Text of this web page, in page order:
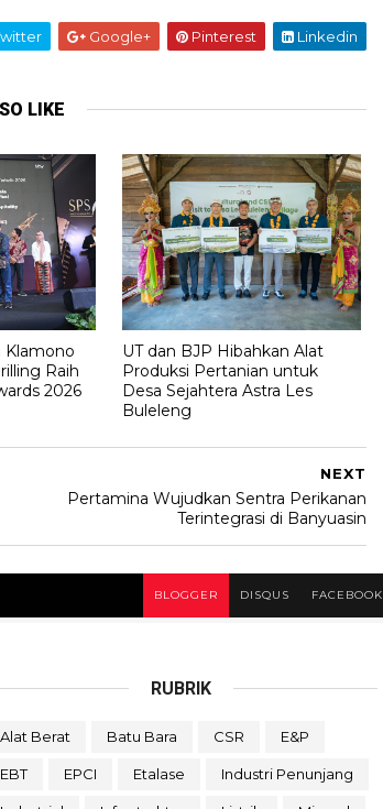
Google+ Pinterest Linkedin
LIKE
Klamono
Raih
2026
UT dan BJP Hibahkan Alat
Produksi Pertanian untuk
Desa Sejahtera Astra Les
Buleleng
NEXT
Pertamina Wujudkan Sentra Perikanan
Terintegrasi di Banyuasin
BLOGGER DISQUS FACEBOOK
RUBRIK
Alat Berat Batu Bara CSR E&P
EBT EPCI Etalase Industri Penunjang